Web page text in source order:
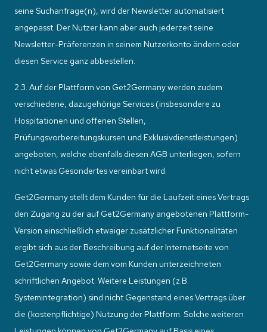
seine Suchanfrage(n), wird der Newsletter automatisiert
angepasst. Der Nutzer kann aber auch jederzeit seine
Newsletter-Präferenzen in seinem Nutzerkonto ändern oder
diesen Service ganz abbestellen.
2.3. Auf der Plattform von Get2Germany werden zudem
verschiedene, dazugehörige Services (insbesondere zu
Hospitationen und offenen Stellen,
Prüfungsvorbereitungskursen und Exklusivdienstleistungen)
angeboten, welche ebenfalls diesen AGB unterliegen, sofern
nicht etwas Gesondertes vereinbart wird.
Get2Germany stellt dem Kunden für die Laufzeit eines Vertrags
den Zugang zu der auf Get2Germany angebotenen Plattform-
Version einschließlich etwaiger zusätzlicher Funktionalitäten
ergibt sich aus der Beschreibung auf der Internetseite von
Get2Germany sowie dem vom Kunden unterzeichneten
schriftlichen Angebot. Weitere Leistungen (z.B.
Systemintegration) sind nicht Gegenstand eines Vertrags über
die (kostenpflichtige) Nutzung der Plattform. Solche weiteren